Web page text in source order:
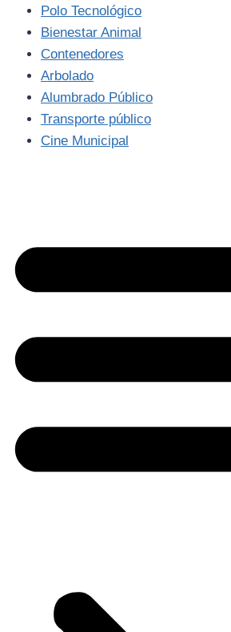
Polo Tecnológico
Bienestar Animal
Contenedores
Arbolado
Alumbrado Público
Transporte público
Cine Municipal